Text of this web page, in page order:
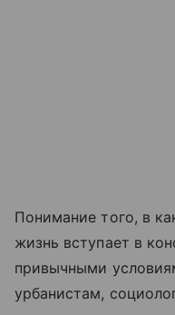
Понимание того, в
жизнь вступает в
привычными
урбанистам,